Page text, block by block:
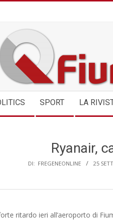
SPORT LA
Ryanair,
DI: FREGENEONLINE 25
ritardo ieri all’aeroporto di